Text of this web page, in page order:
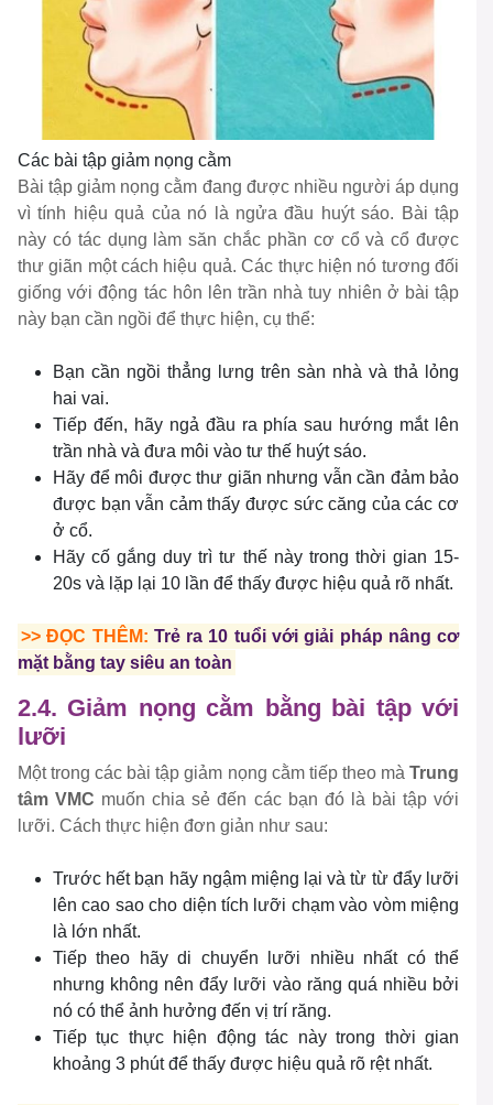
Các bài tập giảm nọng cằm
Bài tập giảm nọng cằm đang được nhiều người áp dụng
vì tính hiệu quả của nó là ngửa đầu huýt sáo. Bài tập
này có tác dụng làm săn chắc phần cơ cổ và cổ được
thư giãn một cách hiệu quả. Các thực hiện nó tương đối
giống với động tác hôn lên trần nhà tuy nhiên ở bài tập
này bạn cần ngồi để thực hiện, cụ thể:
Bạn cần ngồi thẳng lưng trên sàn nhà và thả lỏng
hai vai.
Tiếp đến, hãy ngả đầu ra phía sau hướng mắt lên
trần nhà và đưa môi vào tư thế huýt sáo.
Hãy để môi được thư giãn nhưng vẫn cần đảm bảo
được bạn vẫn cảm thấy được sức căng của các cơ
ở cổ.
Hãy cố gắng duy trì tư thế này trong thời gian 15-
20s và lặp lại 10 lần để thấy được hiệu quả rõ nhất.
>> ĐỌC THÊM: Trẻ ra 10 tuổi với giải pháp nâng cơ
mặt bằng tay siêu an toàn
2.4. Giảm nọng cằm bằng bài tập với
lưỡi
Một trong các bài tập giảm nọng cằm tiếp theo mà Trung
tâm VMC muốn chia sẻ đến các bạn đó là bài tập với
lưỡi. Cách thực hiện đơn giản như sau:
Trước hết bạn hãy ngậm miệng lại và từ từ đẩy lưỡi
lên cao sao cho diện tích lưỡi chạm vào vòm miệng
là lớn nhất.
Tiếp theo hãy di chuyển lưỡi nhiều nhất có thể
nhưng không nên đẩy lưỡi vào răng quá nhiều bởi
nó có thể ảnh hưởng đến vị trí răng.
Tiếp tục thực hiện động tác này trong thời gian
khoảng 3 phút để thấy được hiệu quả rõ rệt nhất.